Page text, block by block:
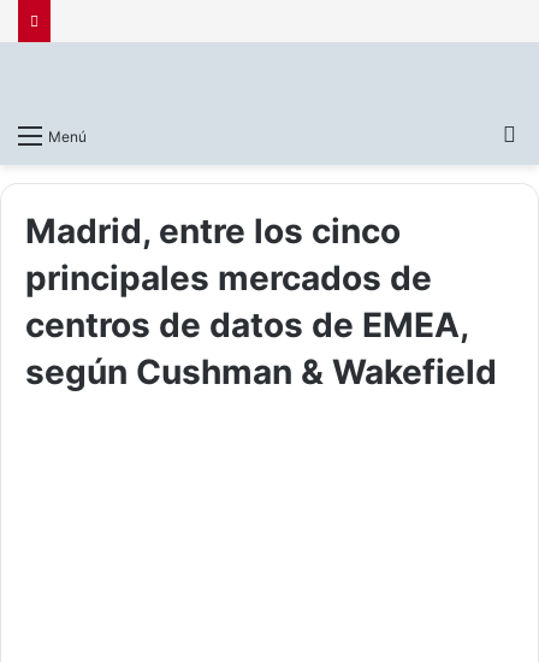
Menú
Madrid, entre los cinco
principales mercados de
centros de datos de EMEA,
según Cushman & Wakefield